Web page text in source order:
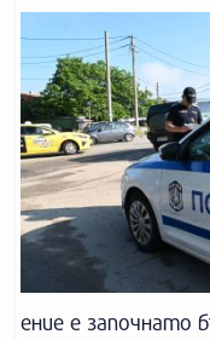
ение е започнато